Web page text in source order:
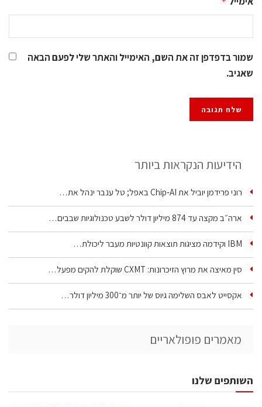
שמור בדפדפן זה את השם, האימייל והאתר שלי לפעם הבאה
שאגיב.
הידיעות הנקראות ביותר
רוני פרידמן יוביל את Chip‑AI באפל; טל ענבר ינהל את…
ארה״ב מקצה עד 874 מיליון דולר לשבע טכנולוגיות שבבים…
IBM וקידמה מציגות תוצאות קוונטיות מעבר ליכולת…
סין מאיצה את מרוץ הזיכרונות: CXMT שוקלת להקים מפעל…
אקסייט לאבס השלימה גיוס של יותר מ־300 מיליון דולר…
מאמרים פופולאריים
השותפים שלנו